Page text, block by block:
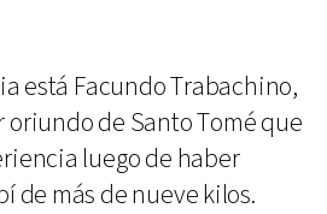
está Facundo Trabachino,
de Santo Tomé que
luego de haber
de más de nueve kilos.